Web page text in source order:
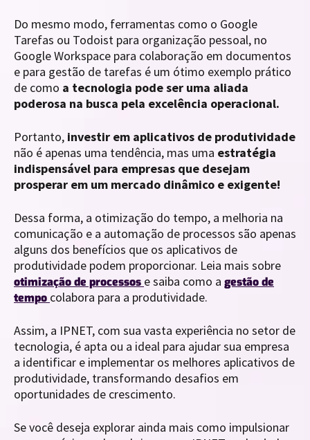
Do mesmo modo, ferramentas como o Google
Tarefas ou Todoist para organização pessoal, no
Google Workspace para colaboração em documentos
e para gestão de tarefas é um ótimo exemplo prático
de como a tecnologia pode ser uma aliada
poderosa na busca pela excelência operacional.
Portanto, investir em aplicativos de produtividade
não é apenas uma tendência, mas uma estratégia
indispensável para empresas que desejam
prosperar em um mercado dinâmico e exigente!
Dessa forma, a otimização do tempo, a melhoria na
comunicação e a automação de processos são apenas
alguns dos benefícios que os aplicativos de
produtividade podem proporcionar. Leia mais sobre
otimização de processos e saiba como a gestão de
tempo colabora para a produtividade.
Assim, a IPNET, com sua vasta experiência no setor de
tecnologia, é apta ou a ideal para ajudar sua empresa
a identificar e implementar os melhores aplicativos de
produtividade, transformando desafios em
oportunidades de crescimento.
Se você deseja explorar ainda mais como impulsionar